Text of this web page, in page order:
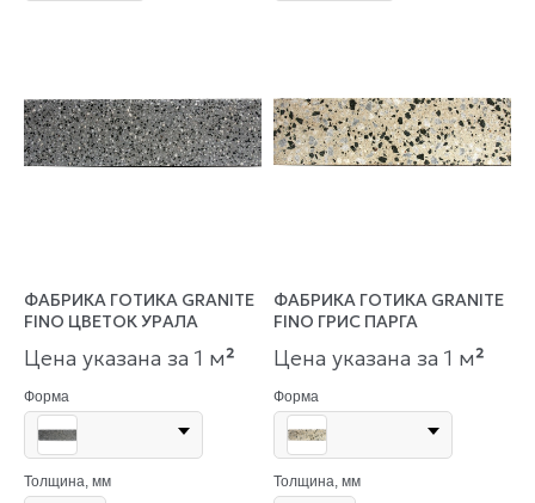
ФАБРИКА ГОТИКА GRANITE
FINO ЦВЕТОК УРАЛА
Цена указана за 1 м²
Форма
Толщина, мм
ФАБРИКА ГОТИКА GRANITE
FINO ГРИС ПАРГА
Цена указана за 1 м²
Форма
Толщина, мм